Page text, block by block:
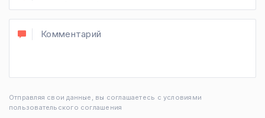
Отправляя свои данные, вы соглашаетесь с условиями
пользовательского соглашения